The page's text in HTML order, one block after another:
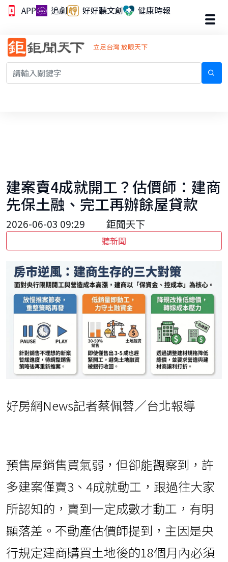
APP 追劇 好好聽文創 健康時報
立足台灣 放眼天下
建案賣4成就開工？估價師：建商
先保土融、完工再辦餘屋貸款
2026-06-03 09:29 鉅聞天下
聽新聞
好房網News記者蔡佩蓉／台北報導
預售屋銷售買氣弱，但卻能觀察到，許
多建案僅賣3、4成就動工，跟過往大家
所認知的，賣到一定成數才動工，有明
顯落差。不動產估價師提到，主因是央
行規定建商購買土地後的18個月內必須